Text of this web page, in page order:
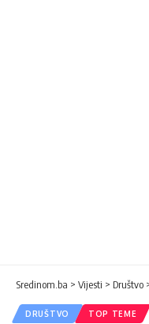
Sredinom.ba > Vijesti > Društvo
DRUŠTVO TOP TEME